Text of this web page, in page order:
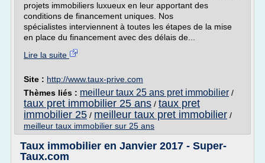
projets immobiliers luxueux en leur apportant des
conditions de financement uniques. Nos
spécialistes interviennent à toutes les étapes de la mise
en place du financement avec des délais de...
Lire la suite
Site : http://www.taux-prive.com
Thèmes liés : meilleur taux 25 ans pret immobilier /
taux pret immobilier 25 ans / taux pret
immobilier 25 / meilleur taux pret immobilier /
meilleur taux immobilier sur 25 ans
Taux immobilier en Janvier 2017 - Super-
Taux.com